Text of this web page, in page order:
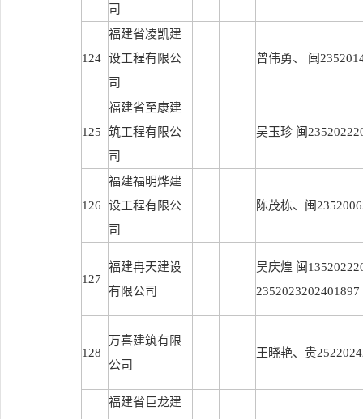
司
124
福建省凌凯建
设工程有限公
司
曾伟勇、 闽
125
福建省至康建
筑工程有限公
司
吴玉珍 闽
126
福建福明烨建
设工程有限公
司
陈茂栋、闽
127
福建冉天建设
有限公司
吴庆煌 闽
2352023202401897
128
万喜建筑有限
公司
王晓艳、贵
福建省巨龙建